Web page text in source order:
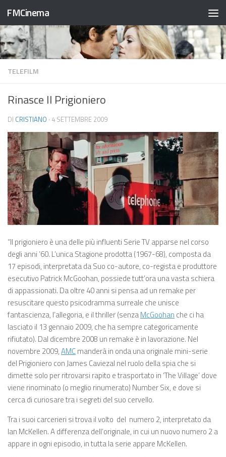
Salta al contenuto
FMCinema
TELEFILM
Rinasce Il Prigioniero
DI CRISTIANO · 4 SETTEMBRE 2009
“Il prigioniero è una delle più influenti Serie TV apparse nel corso
degli anni ’60. L’unica Stagione prodotta (1967-68), composta da
17 episodi, interpretata da Suo co-autore, co-regista e produttore
esecutivo Patrick McGoohan, possiede tutt’ora una vasta schiera
di appassionati. Da oltre 40 anni si pensa ad un remake per
resuscitare questo psicodramma surreale che unisce
fantascienza, l’allegoria, e il thriller (senzaMcGoohan che ci ha
lasciato il 13 gennaio 2009, che ha sempre categoricamente
rifiutato). Dal dicembre 2008 un remake è in lavorazione. Nel
novembre 2009,AMCmanderà in onda una originale mini-serie
del Prigioniero con James Caviezal nel ruolo della spia che si
dimette solo per ritrovarsi rapito e trasportato in ‘The Village’ dove
viene rinominato (o meglio rinumerato) Number Six, e dove si
cerca di curiosare tra i segreti del suo cervello.
Tra i suoi carcerieri si trova il volto del numero 2, interpretato da
Ian McKellen. A differenza dell’originale, in cui un nuovo numero 2 a
appare in ogni episodio, in tutta la serie appare McKellen.